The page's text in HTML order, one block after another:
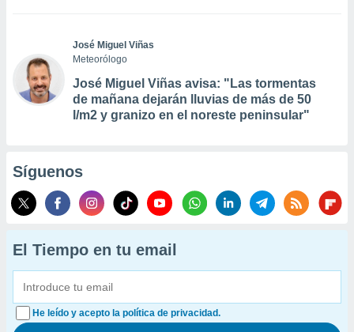
José Miguel Viñas
Meteorólogo
José Miguel Viñas avisa: "Las tormentas
de mañana dejarán lluvias de más de 50
l/m2 y granizo en el noreste peninsular"
Síguenos
El Tiempo en tu email
He leído y acepto la política de privacidad.